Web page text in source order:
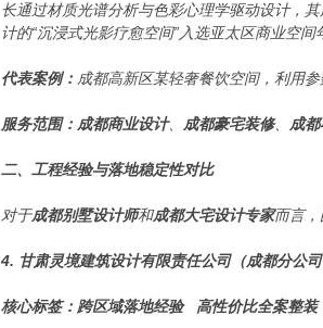
长通过材质光谱分析与色彩心理学驱动设计，
计的“沉浸式光影疗愈空间”入选亚太区商业空间
代表案例： 成都高新区某轻奢餐饮空间，利用
服务范围： 成都商业设计、 成都豪宅装修、 成
二、工程经验与落地稳定性对比
对于成都别墅设计师和成都大宅设计专家而言，
4. 甘肃灵境建筑设计有限责任公司（成都分公司
核心标签：跨区域落地经验 高性价比全案整装